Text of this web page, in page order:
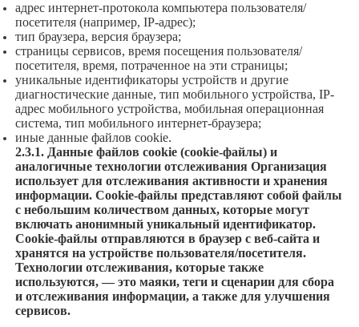
адрес интернет-протокола компьютера пользователя/
посетителя (например, IP-адрес);
тип браузера, версия браузера;
страницы сервисов, время посещения пользователя/
посетителя, время, потраченное на эти страницы;
уникальные идентификаторы устройств и другие
диагностические данные, тип мобильного устройства, IP-
адрес мобильного устройства, мобильная операционная
система, тип мобильного интернет-браузера;
иные данные файлов cookie.
2.3.1. Данные файлов cookie (сookie-файлы) и
аналогичные технологии отслеживания Организация
использует для отслеживания активности и хранения
информации. Сookie-файлы представляют собой файлы
с небольшим количеством данных, которые могут
включать анонимный уникальный идентификатор.
Cookie-файлы отправляются в браузер с веб-сайта и
хранятся на устройстве пользователя/посетителя.
Технологии отслеживания, которые также
используются, — это маяки, теги и сценарии для сбора
и отслеживания информации, а также для улучшения
сервисов.